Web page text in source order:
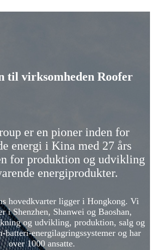
til virksomheden Roofer
er en pioner inden for
energi i Kina med 27 års
for produktion og udvikling
energiprodukter.
hovedkvarter ligger i Hongkong. Vi
i Shenzhen, Shanwei og Baoshan,
og udvikling, produktion, salg og
batteri-energilagringssystemer og har
over 1000 ansatte.